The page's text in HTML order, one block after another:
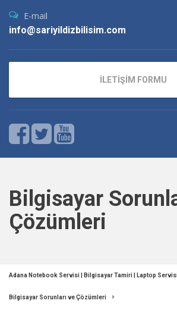
E-mail
info@sariyildizbilisim.com
İLETİŞİM FORMU
Bilgisayar
Çözümleri
Adana Notebook Servisi | Bilgisayar Tamiri | Laptop Servisi
Bilgisayar Sorunları ve Çözümleri